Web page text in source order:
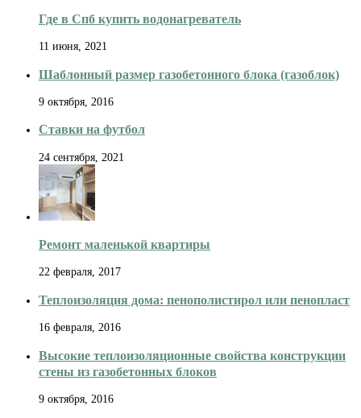
Где в Спб купить водонагреватель
11 июня, 2021
Шаблонный размер газобетонного блока (газоблок)
9 октября, 2016
Ставки на футбол
24 сентября, 2021
Ремонт маленькой квартиры
22 февраля, 2017
Теплоизоляция дома: пенополистирол или пенопласт
16 февраля, 2016
Высокие теплоизоляционные свойства конструкции
стены из газобетонных блоков
9 октября, 2016